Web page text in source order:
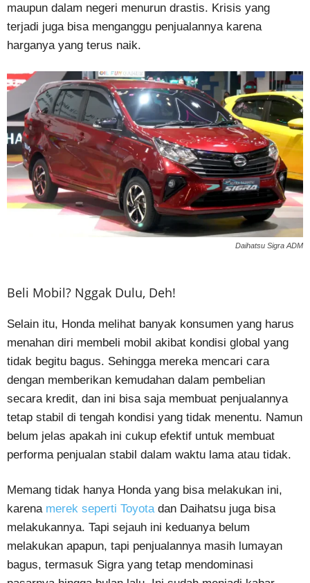
maupun dalam negeri menurun drastis. Krisis yang
terjadi juga bisa menganggu penjualannya karena
harganya yang terus naik.
Daihatsu Sigra ADM
Beli Mobil? Nggak Dulu, Deh!
Selain itu, Honda melihat banyak konsumen yang harus
menahan diri membeli mobil akibat kondisi global yang
tidak begitu bagus. Sehingga mereka mencari cara
dengan memberikan kemudahan dalam pembelian
secara kredit, dan ini bisa saja membuat penjualannya
tetap stabil di tengah kondisi yang tidak menentu. Namun
belum jelas apakah ini cukup efektif untuk membuat
performa penjualan stabil dalam waktu lama atau tidak.
Memang tidak hanya Honda yang bisa melakukan ini,
karenamerek seperti Toyotadan Daihatsu juga bisa
melakukannya. Tapi sejauh ini keduanya belum
melakukan apapun, tapi penjualannya masih lumayan
bagus, termasuk Sigra yang tetap mendominasi